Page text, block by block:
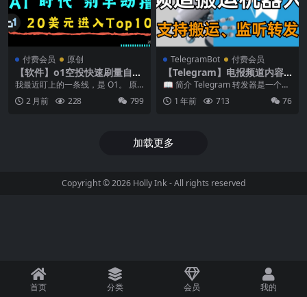
付费会员 原创
【软件】o1空投快速刷量自动
化程序｜支持 AI Agent
我最近盯上的一条线，是 O1。 原
因很简单。 Coinbase 已经把它放
进上线...
2 月前 228 799
TelegramBot 付费会员
【Telegram】电报频道内容
搬运|群内容转发
📖 简介 Telegram 转发器是一个强
大的消息转发工具，只需要你的账
号加入频...
1 年前 713 76
加载更多
Copyright © 2026 Holly Ink - All rights reserved
首页 分类 会员 我的